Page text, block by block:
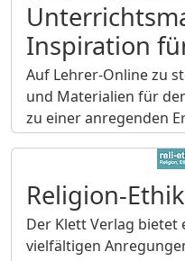
Inspiration
Auf Lehrer-Online zu
und Materialien für
zu einer anregenden
Religion-
Der Klett Verlag
vielfältigen